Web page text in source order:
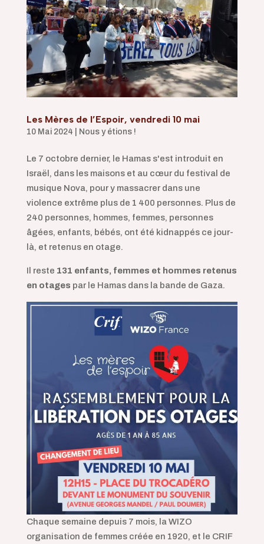
Les Mères de l’Espoir, vendredi 10 mai
10 Mai 2024 Nous y étions !
Le 7 octobre dernier, le Hamas s'est introduit en
Israël, dans les maisons et au cœur du festival de
musique Nova, pour y massacrer dans une
violence extrême plus de 1 400 personnes. Plus de
240 personnes, hommes, femmes, personnes
âgées, enfants, bébés, ont été kidnappés ce jour-
là, et retenus en otage.
Il reste 131 enfants, femmes et hommes retenus
en otages par le Hamas dans la bande de Gaza.
Chaque semaine depuis 7 mois, la WIZO
organisation de femmes créée en 1920, et le CRIF